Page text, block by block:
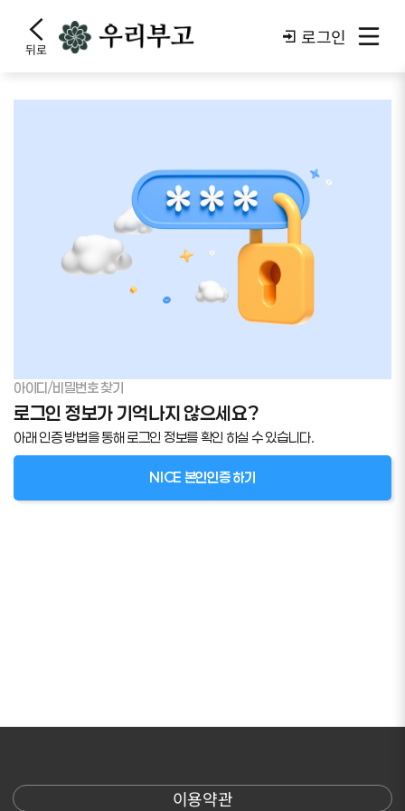
뒤로
로그인
아이디/비밀번호 찾기
로그인 정보가 기억나지 않으세요?
아래 인증 방법을 통해 로그인 정보를 확인 하실 수 있습니다.
NICE 본인인증 하기
이용약관